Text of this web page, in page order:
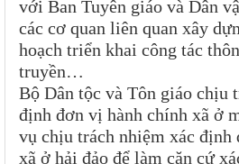
với Ban Tuyên giáo và Dân
các cơ quan liên quan xây
hoạch triển khai công tác
truyền…
Bộ Dân tộc và Tôn giáo chịu
định đơn vị hành chính xã ở
vụ chịu trách nhiệm xác định
xã ở hải đảo để làm căn cứ